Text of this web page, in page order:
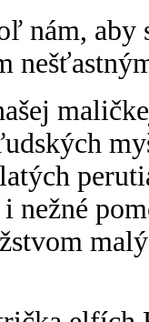
nám, aby
nežné